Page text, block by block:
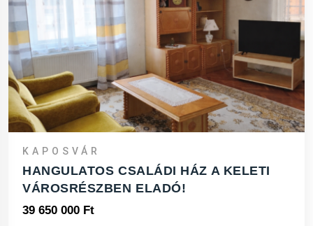
KAPOSVÁR
HANGULATOS CSALÁDI HÁZ A KELETI
VÁROSRÉSZBEN ELADÓ!
39 650 000 Ft